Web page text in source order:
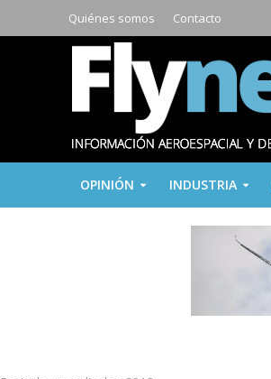
Quiénes somos Contacto
OPINIÓN INDUSTRIA